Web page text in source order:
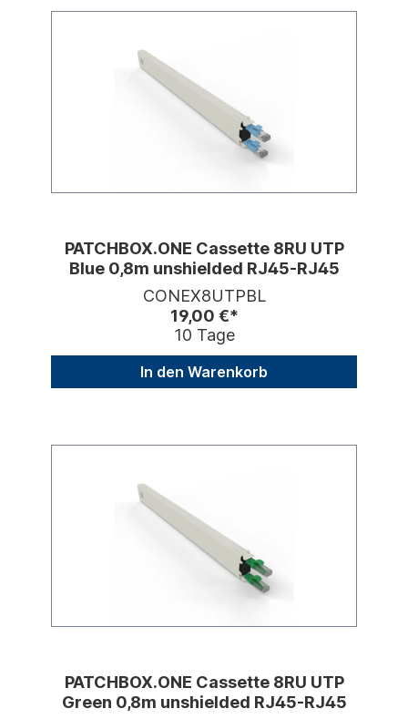
PATCHBOX.ONE Cassette 8RU UTP
Blue 0,8m unshielded RJ45-RJ45
CONEX8UTPBL
19,00 €*
10 Tage
In den Warenkorb
PATCHBOX.ONE Cassette 8RU UTP
Green 0,8m unshielded RJ45-RJ45